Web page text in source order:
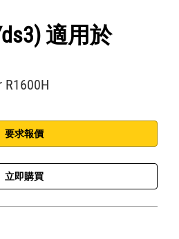
適用於
要求報價
立即購買